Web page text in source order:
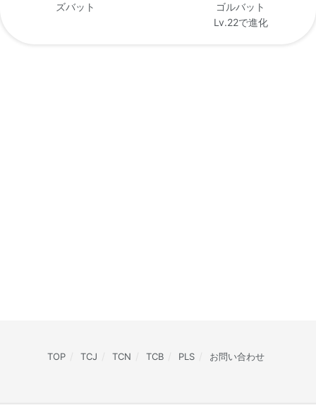
ズバット
ゴルバット
Lv.22で進化
TOP TCJ TCN TCB PLS お問い合わせ